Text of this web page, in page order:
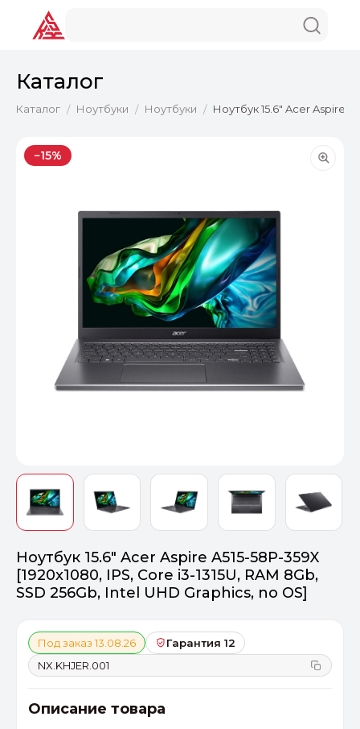
Каталог
Каталог / Ноутбуки / Ноутбуки / Ноутбук 15.6" Acer Aspire
−15%
Ноутбук 15.6" Acer Aspire A515-58P-359X
[1920x1080, IPS, Core i3-1315U, RAM 8Gb,
SSD 256Gb, Intel UHD Graphics, no OS]
Под заказ 13.08.26
Гарантия 12
NX.KHJER.001
Описание товара